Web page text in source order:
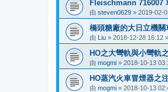
Fleischmann 716007
由 steven0629 » 2019-02-
橋頭糖廠的大日立機關
由 Liu » 2018-12-28 16:12
HO之大彎軌與小彎軌
由 mogmi » 2018-10-13
HO蒸汽火車冒煙器之
由 mogmi » 2018-10-13